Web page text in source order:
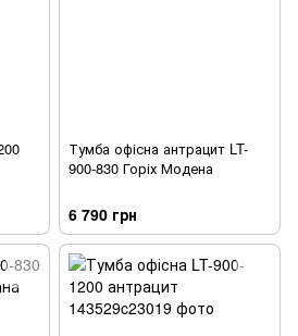
Тумба офісна антрацит LT-
900-830 Горіх Модена
6 790 грн